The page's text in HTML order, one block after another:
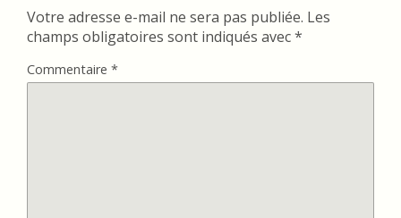
Votre adresse e-mail ne sera pas publiée. Les
champs obligatoires sont indiqués avec*
Commentaire *